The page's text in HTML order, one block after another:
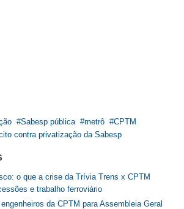
Sabesp pública metrô
CPTM
contra privatização da Sabesp
o que a crise da Trívia Trens x CPTM
e trabalho ferroviário
da CPTM para Assembleia Geral